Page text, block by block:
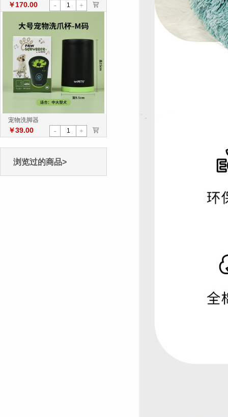
￥170.00 - + >
宠物洗脚器
￥39.00 - + >
浏览过的商品>